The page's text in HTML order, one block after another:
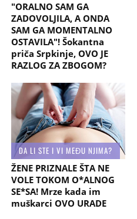
"ORALNO SAM GA
ZADOVOLJILA, A ONDA
SAM GA MOMENTALNO
OSTAVILA"! Šokantna
priča Srpkinje, OVO JE
RAZLOG ZA ZBOGOM?
DA LI STE I VI MEĐU NJIMA?
ŽENE PRIZNALE ŠTA NE
VOLE TOKOM O*ALNOG
SE*SA! Mrze kada im
muškarci OVO URADE